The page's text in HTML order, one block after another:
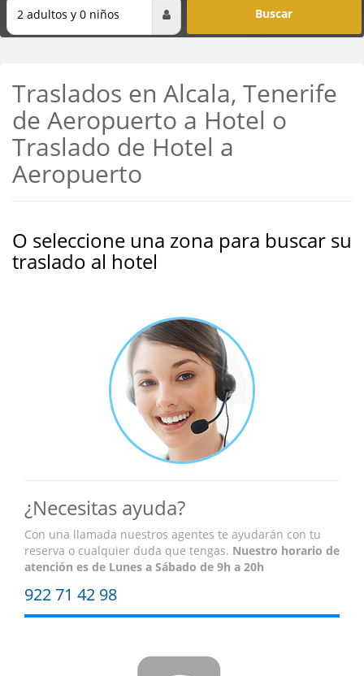
2 adultos y 0 niños
Traslados en Alcala, Tenerife
de Aeropuerto a Hotel o
Traslado de Hotel a
Aeropuerto
O seleccione una zona para buscar su
traslado al hotel
¿Necesitas ayuda?
Con una llamada nuestros agentes te ayudarán con tu
reserva o cualquier duda que tengas. Nuestro horario de
atención es de Lunes a Sábado de 9h a 20h
922 71 42 98